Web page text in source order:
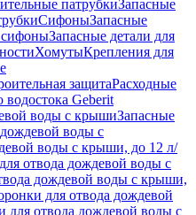
патрубкиЗапасные
СифоныЗапасные
сифоныЗапасные детали для
ХомутыКрепления для
защитаРасходные
водостока Geberit
воды с крышиЗапасные
воды с
воды с крыши, до 12 л/
отвода дождевой воды с
дождевой воды с крыши,
для отвода дождевой
для отвода дождевой воды с